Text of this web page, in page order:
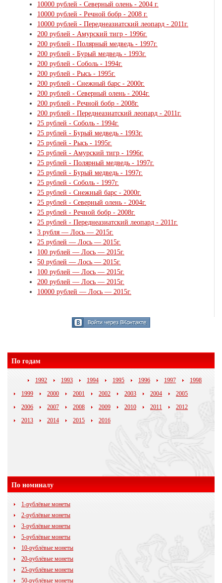
10000 рублей - Северный олень - 2004 г.
10000 рублей - Речной бобр - 2008 г.
10000 рублей - Переднеазиатский леопард - 2011г.
200 рублей - Амурский тигр - 1996г.
200 рублей - Полярный медведь - 1997г.
200 рублей - Бурый медведь - 1993г.
200 рублей - Соболь - 1994г.
200 рублей - Рысь - 1995г.
200 рублей - Снежный барс - 2000г.
200 рублей - Северный олень - 2004г.
200 рублей - Речной бобр - 2008г.
200 рублей - Переднеазиатский леопард - 2011г.
25 рублей - Соболь - 1994г.
25 рублей - Бурый медведь - 1993г.
25 рублей - Рысь - 1995г.
25 рублей - Амурский тигр - 1996г.
25 рублей - Полярный медведь - 1997г.
25 рублей - Бурый медведь - 1997г.
25 рублей - Соболь - 1997г.
25 рублей - Снежный барс - 2000г.
25 рублей - Северный олень - 2004г.
25 рублей - Речной бобр - 2008г.
25 рублей - Переднеазиатский леопард - 2011г.
3 рубля — Лось — 2015г.
25 рублей — Лось — 2015г.
100 рублей — Лось — 2015г.
50 рублей — Лось — 2015г.
100 рублей — Лось — 2015г.
200 рублей — Лось — 2015г.
10000 рублей — Лось — 2015г.
По годам
1992 1993 1994 1995 1996 1997
1998
1999
2000 2001 2002 2003 2004
2005
2006
2007 2008 2009 2010 2011
2012
2013
2014 2015 2016
По номиналу
1-рублёвые монеты
2-рублёвые монеты
3-рублёвые монеты
5-рублёвые монеты
10-рублёвые монеты
20-рублёвые монеты
25-рублёвые монеты
50-рублёвые монеты